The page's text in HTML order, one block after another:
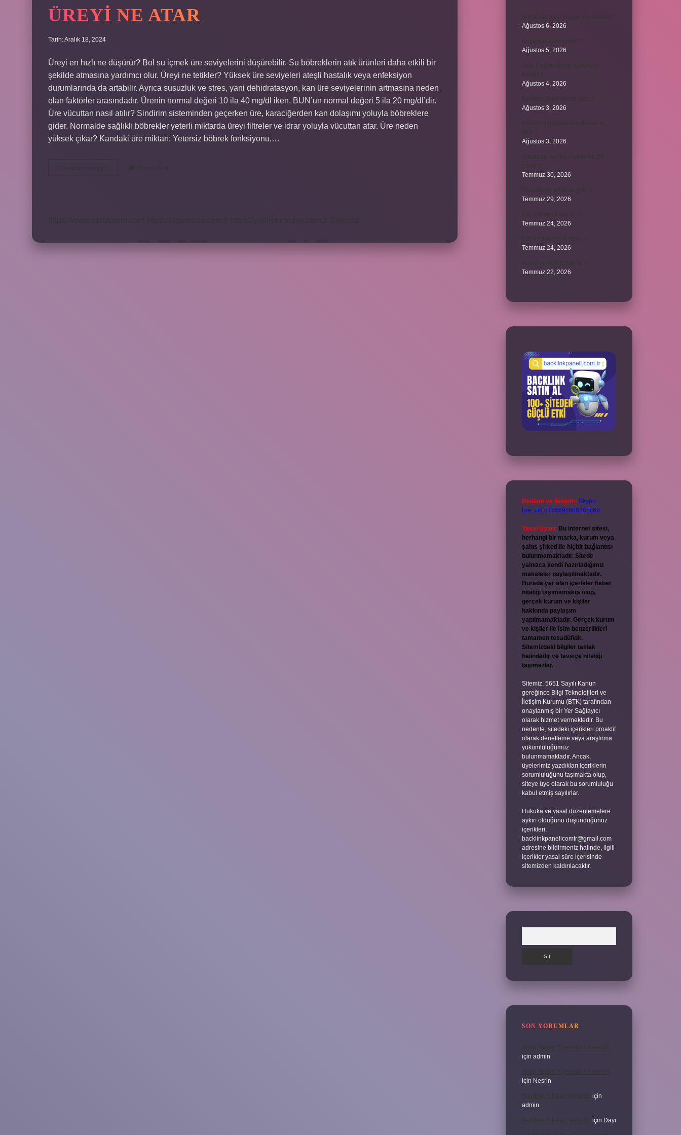
ÜREYI NE ATAR
Tarih: Aralık 18, 2024
Üreyi en hızlı ne düşürür? Bol su içmek üre seviyelerini düşürebilir. Su böbreklerin atık ürünleri daha etkili bir
şekilde atmasına yardımcı olur. Üreyi ne tetikler? Yüksek üre seviyeleri ateşli hastalık veya enfeksiyon
durumlarında da artabilir. Ayrıca susuzluk ve stres, yani dehidratasyon, kan üre seviyelerinin artmasına neden
olan faktörler arasındadır. Ürenin normal değeri 10 ila 40 mg/dl iken, BUN’un normal değeri 5 ila 20 mg/dl’dir.
Üre vücuttan nasıl atılır? Sindirim sisteminden geçerken üre, karaciğerden kan dolaşımı yoluyla böbreklere
gider. Normalde sağlıklı böbrekler yeterli miktarda üreyi filtreler ve idrar yoluyla vücuttan atar. Üre neden
yüksek çıkar? Kandaki üre miktarı; Yetersiz böbrek fonksiyonu,…
Ağustos 6, 2026
Ağustos 5, 2026
Ağustos 4, 2026
Ağustos 3, 2026
Ağustos 3, 2026
Temmuz 30, 2026
Temmuz 29, 2026
Temmuz 24, 2026
Temmuz 24, 2026
Temmuz 22, 2026
Reklam ve İletişim: Skype:
live:.cid.575569c608265c69
Yasal Uyarı: Bu internet sitesi,
herhangi bir marka, kurum veya
şahıs şirketi ile hiçbir bağlantısı
bulunmamaktadır. Sitede
yalnızca kendi hazırladığımız
makaleler paylaşılmaktadır.
Burada yer alan içerikler haber
niteliği taşımamakta olup,
gerçek kurum ve kişiler
hakkında paylaşım
yapılmamaktadır. Gerçek kurum
ve kişiler ile isim benzerlikleri
tamamen tesadüfidir.
Sitemizdeki bilgiler taslak
halindedir ve tavsiye niteliği
taşımazlar.
Sitemiz, 5651 Sayılı Kanun
gereğince Bilgi Teknolojileri ve
İletişim Kurumu (BTK) tarafından
onaylanmış bir Yer Sağlayıcı
olarak hizmet vermektedir. Bu
nedenle, sitedeki içerikleri proaktif
olarak denetleme veya araştırma
yükümlülüğümüz
bulunmamaktadır. Ancak,
üyelerimiz yazdıkları içeriklerin
sorumluluğunu taşımakta olup,
siteye üye olarak bu sorumluluğu
kabul etmiş sayılırlar.
Hukuka ve yasal düzenlemelere
aykırı olduğunu düşündüğünüz
içerikleri,
backlinkpanelicomtr@gmail.com
adresine bildirmeniz halinde, ilgili
içerikler yasal süre içerisinde
sitemizden kaldırılacaktır.
SON YORUMLAR
Alerji Yapan Yiyecekler Nelerdir
için admin
Alerji Yapan Yiyecekler Nelerdir
için Nesrin
Belirtme Sıfatları Nelerdir için
admin
Belirtme Sıfatları Nelerdir için Dayı